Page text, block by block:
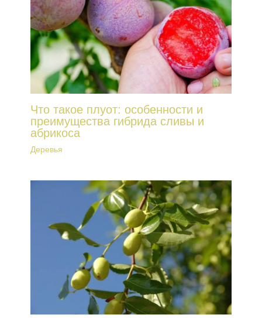
Что такое плуот: особенности и
преимущества гибрида сливы и
абрикоса
Деревья